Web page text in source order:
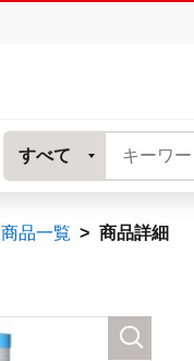
すべて
商品一覧 商品詳細